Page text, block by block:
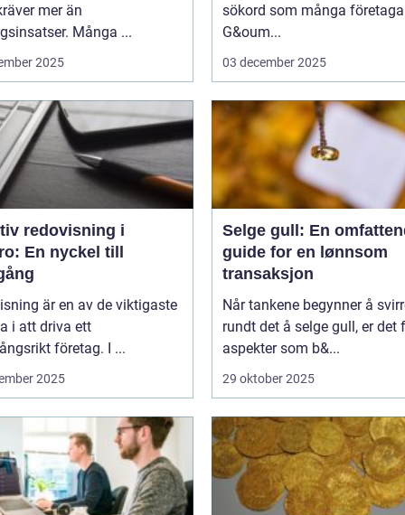
mer än
Många ...
2025
sökord som många
G&oum...
03 december 2025
redovisning i
En nyckel till
är en av de viktigaste
i att driva ett
företag. I ...
2025
Selge gull: En
guide for en lønnsom
transaksjon
Når tankene begynner å
rundt det å selge gull, er det
aspekter som b&...
29 oktober 2025